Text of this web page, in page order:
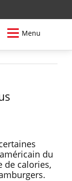
Menu
du
de calories,